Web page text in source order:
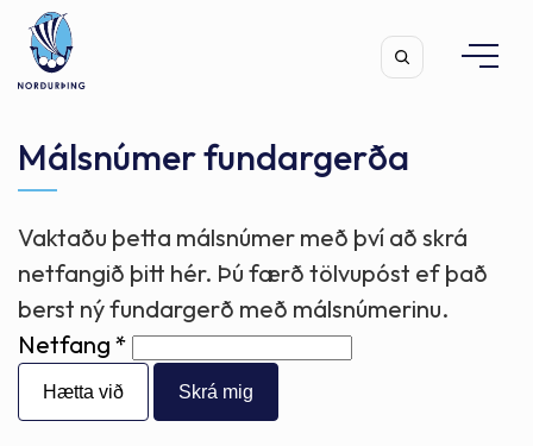
Leita
Málsnúmer fundargerða
Vaktaðu þetta málsnúmer með því að skrá
netfangið þitt hér. Þú færð tölvupóst ef það
berst ný fundargerð með málsnúmerinu.
Netfang
Hætta við